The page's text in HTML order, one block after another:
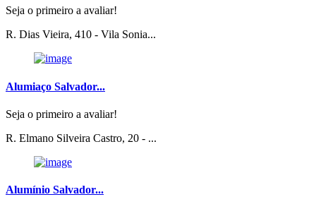
Seja o primeiro a avaliar!
R. Dias Vieira, 410 - Vila Sonia...
Alumiaço Salvador...
Seja o primeiro a avaliar!
R. Elmano Silveira Castro, 20 - ...
Alumínio Salvador...